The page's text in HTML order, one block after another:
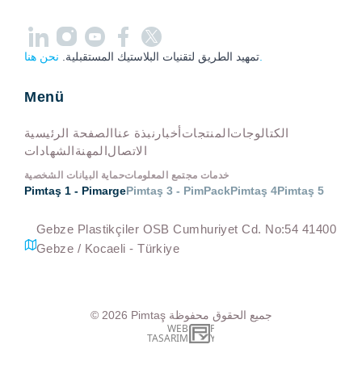
تمهيد الطريق لتقنيات البلاستيك المستقبلية.
Menü
الصفحة الرئيسيةنبذة عنا أخبارالمنتجاتالكتالوجات
الشهاداتالمهنةالاتصال
حماية البيانات الشخصيةخدمات مجتمع المعلومات
Pimtaş 1 - PimargePimtaş 3 - PimPackPimtaş 4Pimtaş 5
Gebze Plastikçiler OSB Cumhuriyet Cd. No:54 41400
Gebze / Kocaeli - Türkiye
© 2026 Pimtaş جميع الحقوق محفوظة
WEB
TASARIM
İSTANBUL WEB TASARIM AJANSI - PENTA